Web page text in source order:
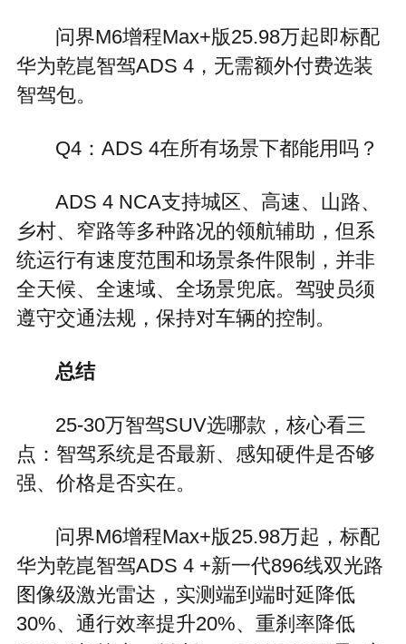
问界M6增程Max+版25.98万起即标配
华为乾崑智驾ADS 4，无需额外付费选装
智驾包。
Q4：ADS 4在所有场景下都能用吗？
ADS 4 NCA支持城区、高速、山路、
乡村、窄路等多种路况的领航辅助，但系
统运行有速度范围和场景条件限制，并非
全天候、全速域、全场景兜底。驾驶员须
遵守交通法规，保持对车辆的控制。
总结
25-30万智驾SUV选哪款，核心看三
点：智驾系统是否最新、感知硬件是否够
强、价格是否实在。
问界M6增程Max+版25.98万起，标配
华为乾崑智驾ADS 4 +新一代896线双光路
图像级激光雷达，实测端到端时延降低
30%、通行效率提升20%、重刹率降低